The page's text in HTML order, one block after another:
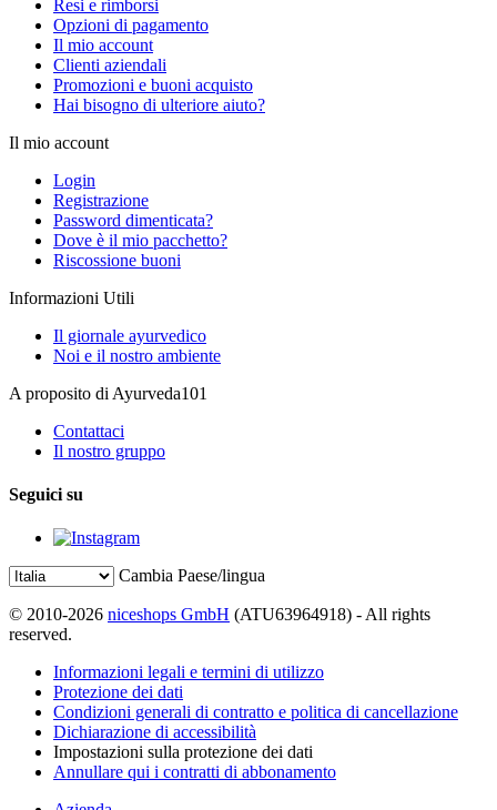
Resi e rimborsi
Opzioni di pagamento
Il mio account
Clienti aziendali
Promozioni e buoni acquisto
Hai bisogno di ulteriore aiuto?
Il mio account
Login
Registrazione
Password dimenticata?
Dove è il mio pacchetto?
Riscossione buoni
Informazioni Utili
Il giornale ayurvedico
Noi e il nostro ambiente
A proposito di Ayurveda101
Contattaci
Il nostro gruppo
Seguici su
Cambia Paese/lingua
© 2010-2026 niceshops GmbH (ATU63964918) - All rights
reserved.
Informazioni legali e termini di utilizzo
Protezione dei dati
Condizioni generali di contratto e politica di cancellazione
Dichiarazione di accessibilità
Impostazioni sulla protezione dei dati
Annullare qui i contratti di abbonamento